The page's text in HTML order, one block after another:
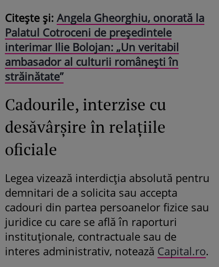
Citește și: Angela Gheorghiu, onorată la
Palatul Cotroceni de președintele
interimar Ilie Bolojan: „Un veritabil
ambasador al culturii românești în
străinătate”
Cadourile, interzise cu
desăvârșire în relațiile
oficiale
Legea vizează interdicția absolută pentru
demnitari de a solicita sau accepta
cadouri din partea persoanelor fizice sau
juridice cu care se află în raporturi
instituționale, contractuale sau de
interes administrativ, notează Capital.ro.